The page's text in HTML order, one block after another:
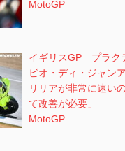
MotoGP
イギリスGP プラ
ビオ・ディ・ジャン
リリアが非常に速い
て改善が必要」
MotoGP